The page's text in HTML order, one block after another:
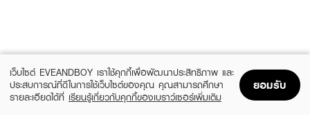
เว็บไซต์ EVEANDBOY เราใช้คุกกี้เพื่อพัฒนาประสิทธิภาพ และ
ประสบการณ์ที่ดีในการใช้เว็บไซต์ของคุณ คุณสามารถศึกษา
รายละเอียดได้ที่ เรียนรู้เกี่ยวกับคุกกี้ของเบราว์เซอร์เพิ่มเติม
ยอมรับ